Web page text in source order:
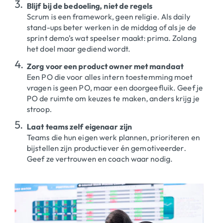
Blijf bij de bedoeling, niet de regels
Scrum is een framework, geen religie. Als daily
stand-ups beter werken in de middag of als je de
sprint demo’s wat speelser maakt: prima. Zolang
het doel maar gediend wordt.
Zorg voor een product owner met mandaat
Een PO die voor alles intern toestemming moet
vragen is geen PO, maar een doorgeefluik. Geef je
PO de ruimte om keuzes te maken, anders krijg je
stroop.
Laat teams zelf eigenaar zijn
Teams die hun eigen werk plannen, prioriteren en
bijstellen zijn productiever én gemotiveerder.
Geef ze vertrouwen en coach waar nodig.